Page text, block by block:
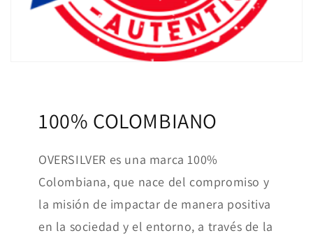
100% COLOMBIANO
OVERSILVER es una marca 100%
Colombiana, que nace del compromiso y
la misión de impactar de manera positiva
en la sociedad y el entorno, a través de la